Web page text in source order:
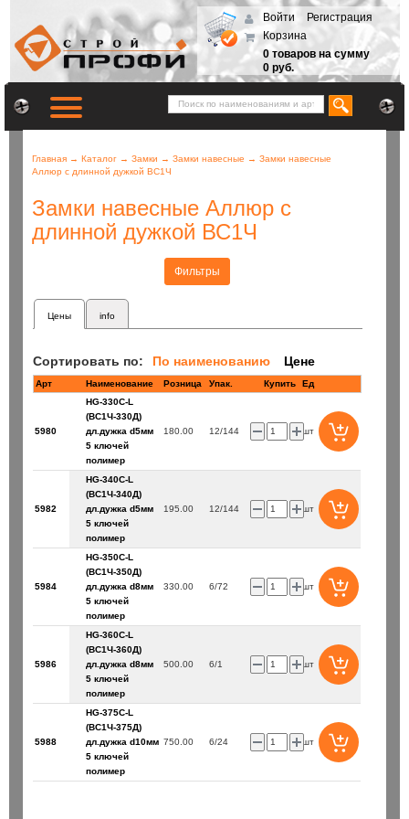
Войти
Регистрация
Корзина
0 товаров на сумму
0 руб.
Главная → Каталог → Замки → Замки навесные → Замки навесные
Аллюр с длинной дужкой ВС1Ч
Замки навесные Аллюр с
длинной дужкой ВС1Ч
Фильтры
Цены info
Сортировать по: По наименованию Цене
Арт Наименование Розница Купить Ед
5980
HG-330C-L
(ВС1Ч-330Д)
дл.дужка d5мм
5 ключей
полимер
180.00 12/144 шт
5982
HG-340C-L
(ВС1Ч-340Д)
дл.дужка d5мм
5 ключей
полимер
195.00 12/144 шт
5984
HG-350C-L
(ВС1Ч-350Д)
дл.дужка d8мм
5 ключей
полимер
330.00 6/72 шт
5986
HG-360C-L
(ВС1Ч-360Д)
дл.дужка d8мм
5 ключей
полимер
500.00 6/1 шт
5988
HG-375C-L
(ВС1Ч-375Д)
дл.дужка d10мм
5 ключей
полимер
750.00 6/24 шт